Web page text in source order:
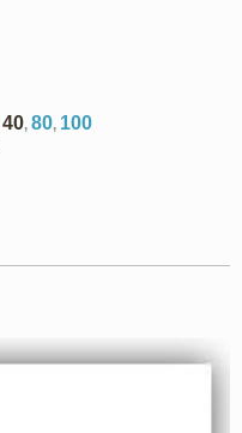
40, 80, 100